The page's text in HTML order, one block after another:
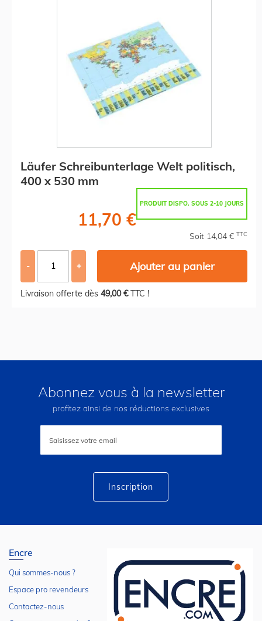
Läufer Schreibunterlage Welt politisch,
400 x 530 mm
PRODUIT DISPO. SOUS 2-10 JOURS
11,70 €
Soit 14,04 € TTC
- + Ajouter au panier
Livraison offerte dès 49,00 €TTC !
Abonnez vous à la newsletter
profitez ainsi de nos réductions exclusives
lettre
Inscription
Encre
Qui sommes-nous ?
Espace pro revendeurs
Contactez-nous